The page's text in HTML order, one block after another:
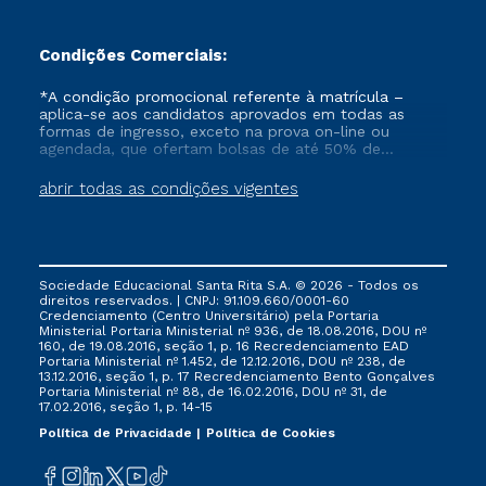
Condições Comerciais:
abrir todas as condições vigentes
*A condição promocional referente à matrícula –
aplica-se aos candidatos aprovados em todas as
formas de ingresso, exceto na prova on-line ou
agendada, que ofertam bolsas de até 50% de
que ainda não tenham efetivado e/ou não tenham
cancelado ou trancado sua matrícula em uma das
FIES, Prouni e outros programas governamentais, e
não se acumula com nenhuma outra campanha
ofertada pela Instituição.
Sociedade Educacional Santa Rita S.A. © 2026 - Todos os
direitos reservados. | CNPJ: 91.109.660/0001-60
Credenciamento (Centro Universitário) pela Portaria
Ministerial Portaria Ministerial nº 936, de 18.08.2016, DOU nº
160, de 19.08.2016, seção 1, p. 16 Recredenciamento EAD
Portaria Ministerial nº 1.452, de 12.12.2016, DOU nº 238, de
13.12.2016, seção 1, p. 17 Recredenciamento Bento Gonçalves
Portaria Ministerial nº 88, de 16.02.2016, DOU nº 31, de
17.02.2016, seção 1, p. 14-15
Política de Privacidade
Política de Cookies